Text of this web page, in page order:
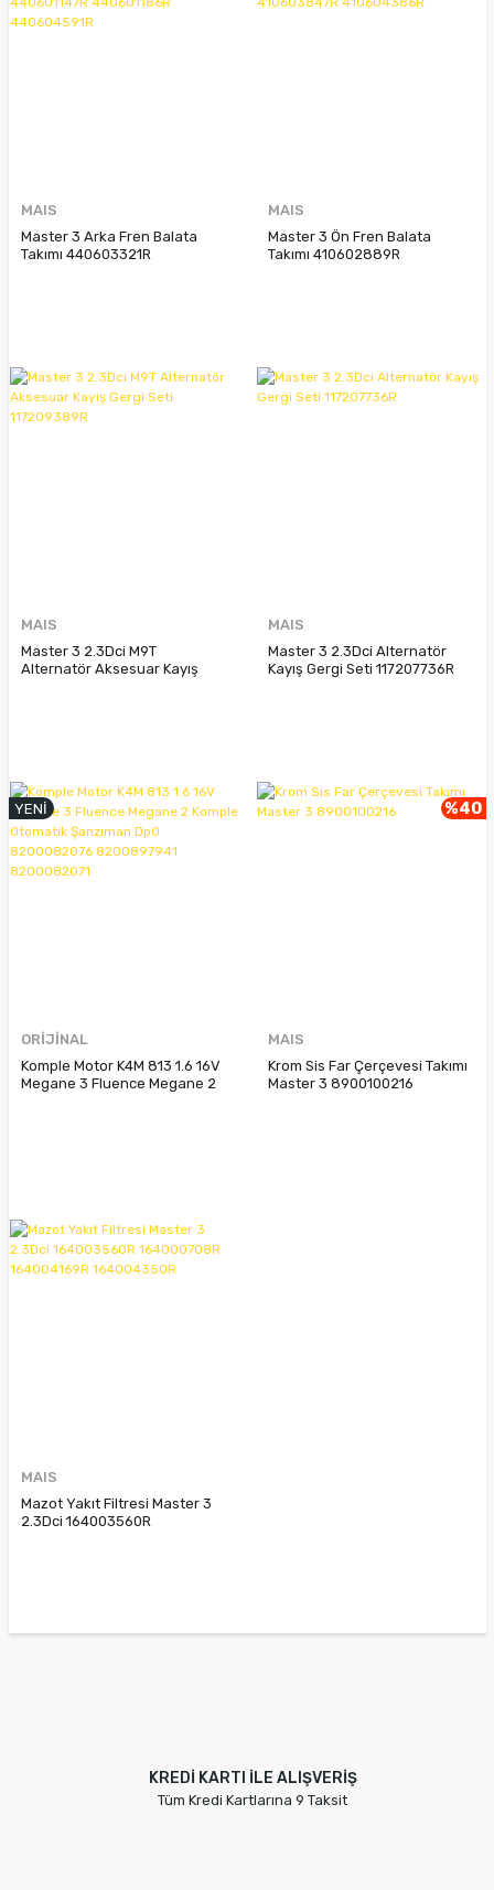
MAIS
Master 3 Arka Fren Balata
Takımı 440603321R
MAIS
Master 3 Ön Fren Balata
Takımı 410602889R
MAIS
Master 3 2.3Dci M9T
Alternatör Aksesuar Kayış
MAIS
Master 3 2.3Dci Alternatör
Kayış Gergi Seti 117207736R
YENİ
ORİJİNAL
Komple Motor K4M 813 1.6 16V
Megane 3 Fluence Megane 2
%40
MAIS
Krom Sis Far Çerçevesi Takımı
Master 3 8900100216
MAIS
Mazot Yakıt Filtresi Master 3
2.3Dci 164003560R
KREDİ KARTI İLE ALIŞVERİŞ
Tüm Kredi Kartlarına 9 Taksit